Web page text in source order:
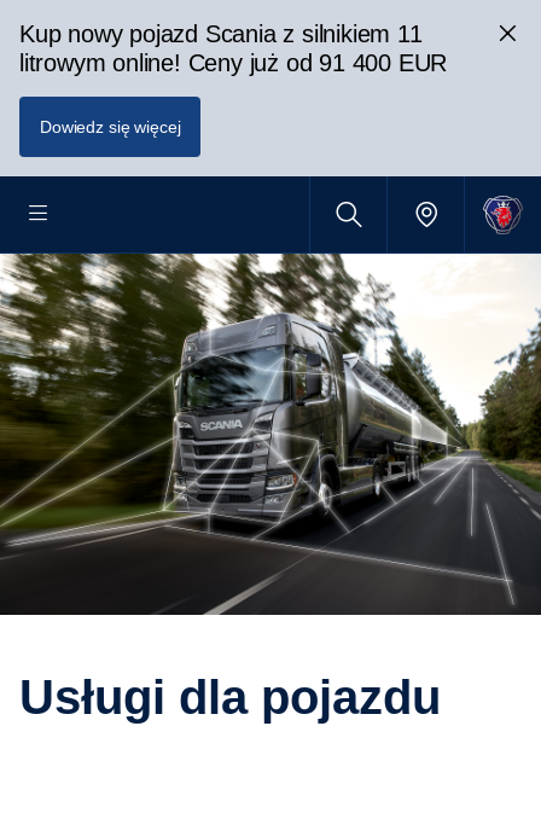
Kup nowy pojazd Scania z silnikiem 11
litrowym online! Ceny już od 91 400 EUR
Dowiedz się więcej
Usługi dla pojazdu